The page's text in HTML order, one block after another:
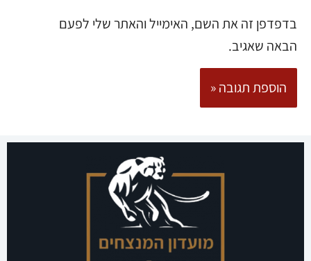
בדפדפן זה את השם, האימייל והאתר שלי לפעם
הבאה שאגיב.